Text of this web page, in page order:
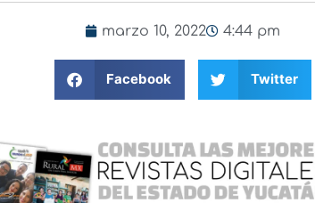
marzo 10, 2022 4:44 pm
Facebook Twitter